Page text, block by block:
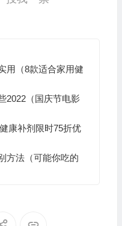
用（8款适合家用健
2022（国庆节电影
康补剂限时75折优
方法（可能你吃的